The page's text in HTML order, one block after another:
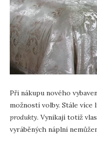
Při nákupu nového
možností volby. Stále více
produkty. Vynikají totiž
vyráběných náplní